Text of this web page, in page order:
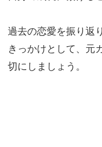
過去の恋愛を振り返
きっかけとして、元
切にしましょう。